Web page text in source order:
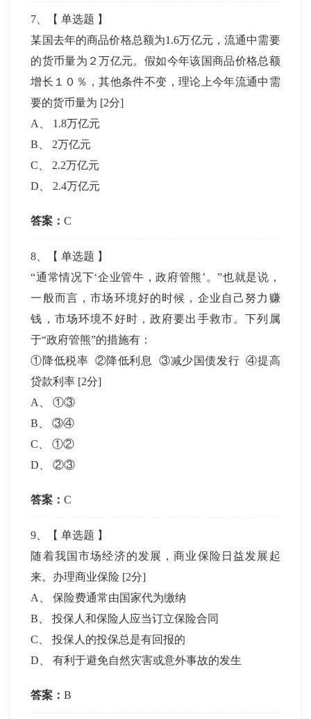
7 、【单选题 】
某国去年的商品价格总额为1.6万亿元，流通中需要
的货币量为２万亿元。假如今年该国商品价格总额
增长１０％，其他条件不变，理论上今年流通中需
要的货币量为 [2分]
A
1.8万亿元
B
2万亿元
C
2.2万亿元
D
2.4万亿元
答案：C
8 、【单选题 】
“通常情况下‘企业管牛，政府管熊’。”也就是说，
一般而言，市场环境好的时候，企业自己努力赚
钱，市场环境不好时，政府要出手救市。下列属
于“政府管熊”的措施有：
①降低税率 ②降低利息 ③减少国债发行 ④提高
贷款利率 [2分]
A
、①③
B 、③④
C 、①②
D 、②③
答案：C
9 、【单选题 】
随着我国市场经济的发展，商业保险日益发展起
来。办理商业保险 [2分]
A
、保险费通常由国家代为缴纳
B 、投保人和保险人应当订立保险合同
C 、投保人的投保总是有回报的
D 、有利于避免自然灾害或意外事故的发生
答案：B